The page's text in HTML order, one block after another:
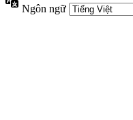
Ngôn ngữ